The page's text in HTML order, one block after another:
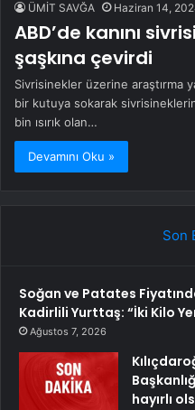
ÜMİT SAVĞA Haziran 14,
ABD’de kanını
şaşkına çevirdi
Sivrisinekler üzerine araştırma
bir kutuya sokarak
bin ısırık olan…
Devamını Oku »
Son
Soğan ve Patates
Kadirlili Yurttaş: “İki Kilo
Ağustos 7, 2026
hayırlı